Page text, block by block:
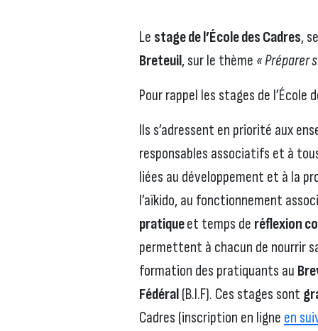
Le stage de l’École des Cadres,
Breteuil, sur le thème « Préparer
Pour rappel les stages de l’École
Ils s’adressent en priorité aux
responsables associatifs et à
liées au développement et à la
l’aïkido, au fonctionnement
pratiqueet temps de réflexion
permettent à chacun de nourrir
formation des pratiquants au
Fédéral(B.I.F). Ces stages sont
Cadres (inscription en ligne en